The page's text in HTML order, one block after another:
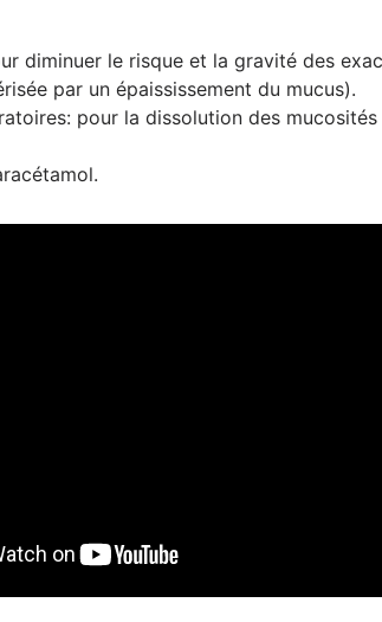
diminuer le risque et la gravité des
par un épaississement du mucus).
pour la dissolution des